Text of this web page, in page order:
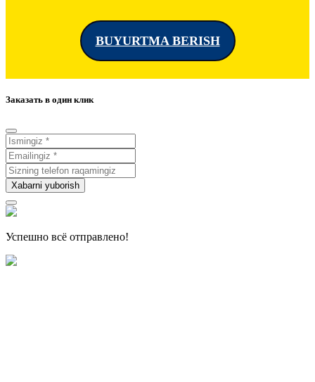
BUYURTMA BERISH
Заказать в один клик
Xabarni yuborish
Успешно всё отправлено!